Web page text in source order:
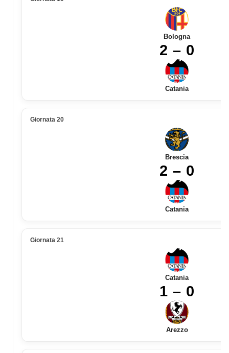
Bologna
2 – 0
Catania
Giornata 20
Brescia
2 – 0
Catania
Giornata 21
Catania
1 – 0
Arezzo